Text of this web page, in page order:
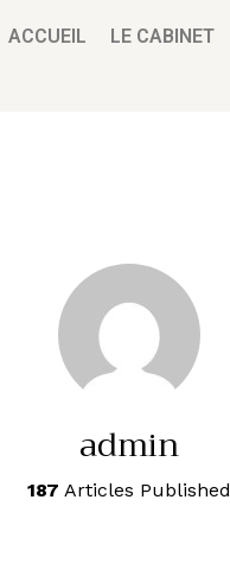
ACCUEIL LE CABINET
admin
187 Articles Published